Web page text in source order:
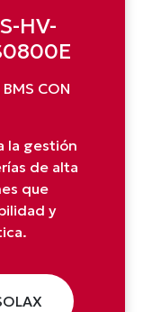
HV-
CON
la gestión
de alta
que
y